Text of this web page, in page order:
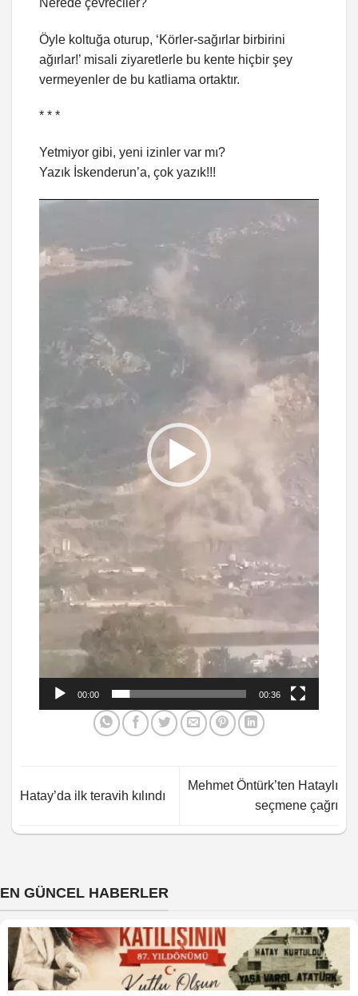
Öyle koltuğa oturup, ‘Körler-sağırlar birbirini
ağırlar!’ misali ziyaretlerle bu kente hiçbir şey
vermeyenler de bu katliama ortaktır.
* * *
Yetmiyor gibi, yeni izinler var mı?
Yazık İskenderun’a, çok yazık!!!
Video
00:00 00:36
Hatay’da ilk teravih kılındı
Mehmet Öntürk’ten Hataylı
seçmene çağrı
EN GÜNCEL HABERLER